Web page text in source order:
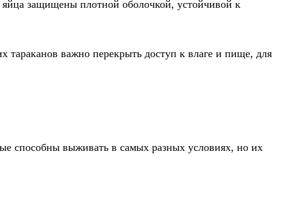
защищены плотной оболочкой, устойчивой к
важно перекрыть доступ к влаге и пище, для
способны выживать в самых разных условиях, но их